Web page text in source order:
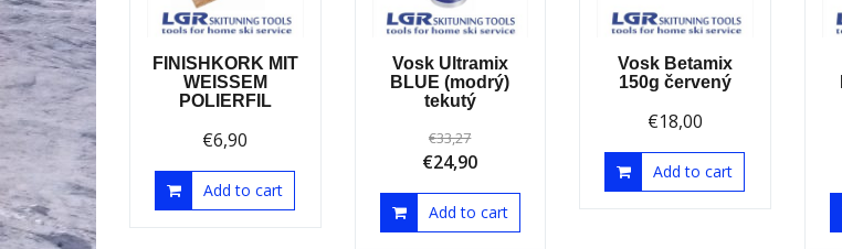
FINISHKORK MIT
WEISSEM
POLIERFIL
€6,90
Add to cart
Vosk Ultramix
BLUE (modrý)
tekutý
€33,27
€24,90
Add to cart
Vosk Betamix
150g červený
€18,00
Add to cart